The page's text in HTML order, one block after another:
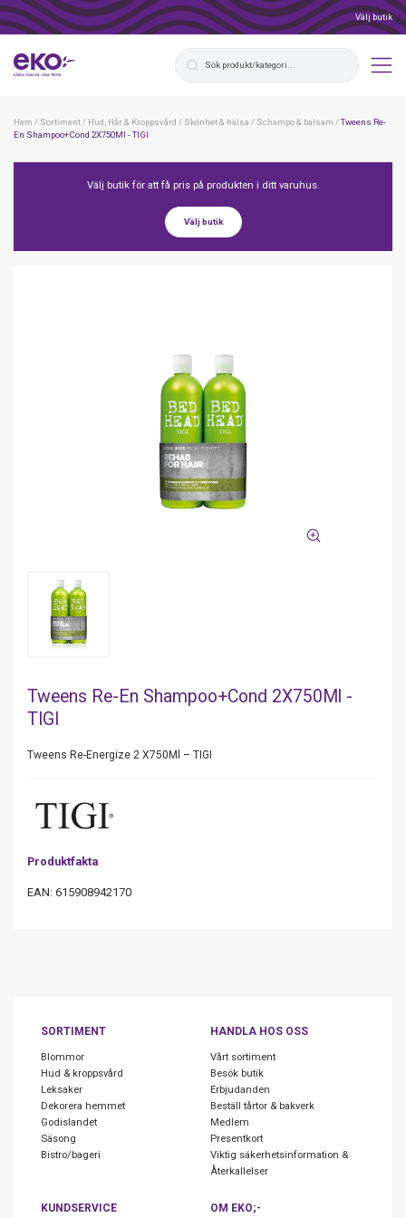
Välj butik
Hem / Sortiment/ Hud, Hår & Kroppsvård / Skönhet & hälsa / Schampo & balsam /Tweens Re-
En Shampoo+Cond 2X750Ml - TIGI
Välj butik för att få pris på produkten i ditt varuhus.
Välj butik
Tweens Re-En Shampoo+Cond 2X750Ml -
TIGI
Tweens Re-Energize 2 X750Ml – TIGI
Produktfakta
EAN: 615908942170
SORTIMENT
Blommor
Hud & kroppsvård
Leksaker
Dekorera hemmet
Godislandet
Säsong
Bistro/bageri
HANDLA HOS OSS
Vårt sortiment
Besök butik
Erbjudanden
Beställ tårtor & bakverk
Medlem
Presentkort
Viktig säkerhetsinformation &
Återkallelser
KUNDSERVICE OM EKO;-